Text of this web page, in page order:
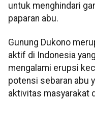
untuk menghindari
paparan abu.
Gunung Dukono
aktif di Indonesia
mengalami erupsi
potensi sebaran abu
aktivitas masyarakat